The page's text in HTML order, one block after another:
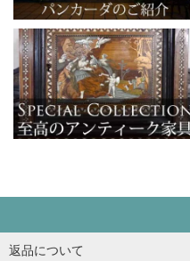
返品について